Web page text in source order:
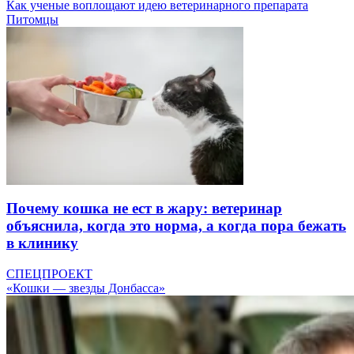
Как ученые воплощают идею ветеринарного препарата
Питомцы
Почему кошка не ест в жару: ветеринар
объяснила, когда это норма, а когда пора бежать
в клинику
СПЕЦПРОЕКТ
«Кошки — звезды Донбасса»